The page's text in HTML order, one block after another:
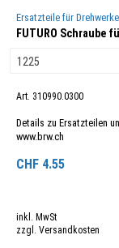
Ersatzteile für
FUTURO Schraube
Art. 310990.0300
Details zu Ersatzteilen
www.brw.ch
CHF 4.55
inkl. MwSt
zzgl. Versandkosten